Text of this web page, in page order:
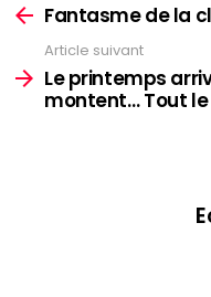
moreFantasme de la
Article suivant
Le printemps
montent… Tout